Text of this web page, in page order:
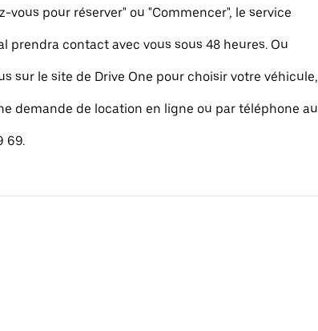
vous pour réserver" ou "Commencer", le service
prendra contact avec vous sous 48 heures. Ou
sur le site de Drive One pour choisir votre véhicule,
demande de location en ligne ou par téléphone au
69.